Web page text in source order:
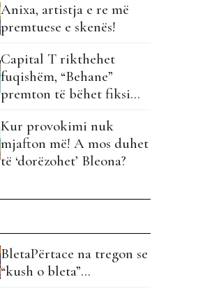
Anixa, artistja e re më
premtuese e skenës!
Capital T rikthehet
fuqishëm, “Behane”
premton të bëhet fiksimi
Kur provokimi nuk
mjafton më! A mos duhet
të ‘dorëzohet’ Bleona?
BletaPërtace na tregon se
“kush o bleta”…